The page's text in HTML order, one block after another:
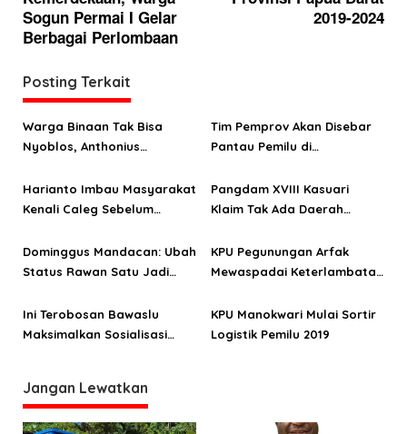
v
i
a
s
i
o
s
Sogun Permai I Gelar
Berbagai Perlombaan
2019-2024
Posting Terkait
Warga Binaan Tak Bisa
Nyoblos, Anthonius
dan Butuh Solusi Khusus
Tim Pemprov Akan Disebar
Pantau Pemilu di
Barat
Harianto Imbau Masyarakat
Kenali Caleg Sebelum
Pangdam XVIII Kasuari
Klaim Tak Ada Daerah
Dominggus Mandacan: Ubah
Status Rawan Satu Jadi
KPU Pegunungan Arfak
Mewaspadai Keterlambatan
Ini Terobosan Bawaslu
Maksimalkan Sosialisasi
KPU Manokwari Mulai Sortir
Logistik Pemilu 2019
Jangan Lewatkan